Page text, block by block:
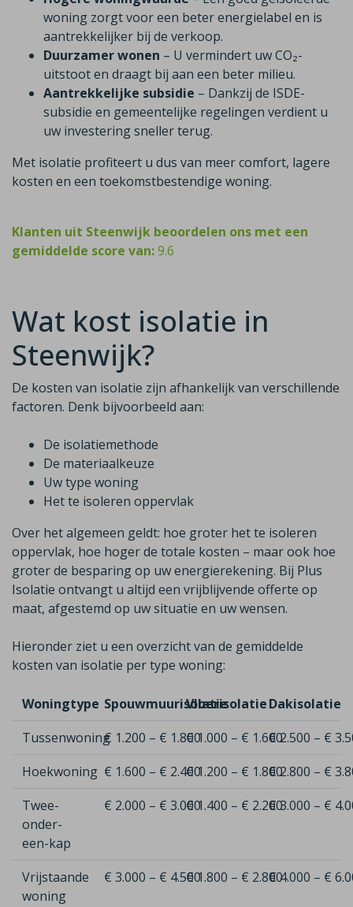
woning zorgt voor een beter energielabel en is
aantrekkelijker bij de verkoop.
Duurzamer wonen – U vermindert uw CO₂-
uitstoot en draagt bij aan een beter milieu.
Aantrekkelijke subsidie – Dankzij de ISDE-
subsidie en gemeentelijke regelingen verdient u
uw investering sneller terug.
Met isolatie profiteert u dus van meer comfort, lagere
kosten en een toekomstbestendige woning.
Klanten uit Steenwijk beoordelen ons met een
gemiddelde score van:9.6
Wat kost isolatie in
Steenwijk?
De kosten van isolatie zijn afhankelijk van verschillende
factoren. Denk bijvoorbeeld aan:
De isolatiemethode
De materiaalkeuze
Uw type woning
Het te isoleren oppervlak
Over het algemeen geldt: hoe groter het te isoleren
oppervlak, hoe hoger de totale kosten – maar ook hoe
groter de besparing op uw energierekening. Bij Plus
Isolatie ontvangt u altijd een vrijblijvende offerte op
maat, afgestemd op uw situatie en uw wensen.
Hieronder ziet u een overzicht van de gemiddelde
kosten van isolatie per type woning:
Woningtype SpouwmuurisolatieVloerisolatieDakisolatie
Tussenwoning€ 1.200 – € 1.800€ 1.000 – € 1.600€ 2.500 – €
Hoekwoning € 1.600 – € 2.400€ 1.200 – € 1.800€ 2.800 – €
Twee-
onder-
een-kap
€ 2.000 – € 3.000€ 1.400 – € 2.200€ 3.000 – €
Vrijstaande
woning
€ 3.000 – € 4.500€ 1.800 – € 2.800€ 4.000 – €